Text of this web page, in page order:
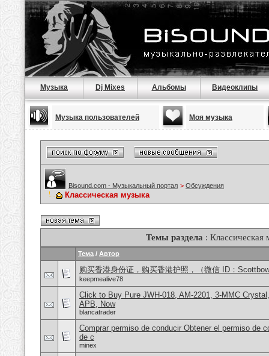
Музыка Dj Mixes Альбомы Видеоклипы
Музыка пользователей Моя музыка
Bisound.com - Музыкальный портал > Обсуждения
Классическая музыка
Темы раздела : Классическая
Тема / Автор
购买香港身份证，购买香港护照，（微信 ID：
keepmealive78
Click to Buy Pure JWH-018, AM-2201, 3-MMC
APB, Now
blancatrader
Comprar permiso de conducir Obtener el permiso de
de c
minex